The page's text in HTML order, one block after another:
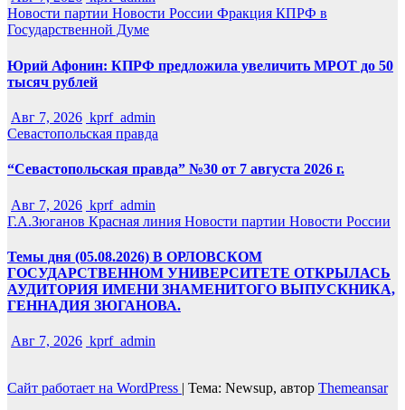
Новости партии Новости России Фракция КПРФ в
Государственной Думе
Юрий Афонин: КПРФ предложила увеличить МРОТ до 50
тысяч рублей
Авг 7, 2026 kprf_admin
Севастопольская правда
“Севастопольская правда” №30 от 7 августа 2026 г.
Авг 7, 2026 kprf_admin
Г.А.Зюганов Красная линия Новости партии Новости России
Темы дня (05.08.2026) В ОРЛОВСКОМ
ГОСУДАРСТВЕННОМ УНИВЕРСИТЕТЕ ОТКРЫЛАСЬ
АУДИТОРИЯ ИМЕНИ ЗНАМЕНИТОГО ВЫПУСКНИКА,
ГЕННАДИЯ ЗЮГАНОВА.
Авг 7, 2026 kprf_admin
Сайт работает на WordPress | Тема: Newsup, автор Themeansar